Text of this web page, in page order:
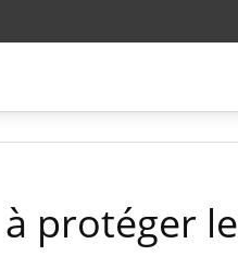
protéger le